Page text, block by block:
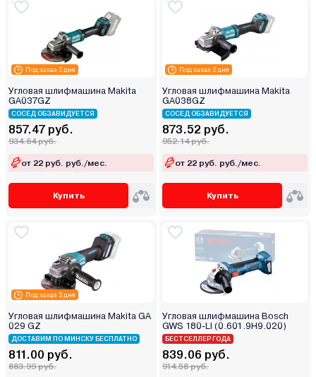
Под заказ 3 дня
Угловая шлифмашина Makita
GA037GZ
СОСЕД ОБЗАВИДУЕТСЯ
857.47 руб.
934.64 руб.
от 22 руб. руб./мес.
Купить
Под заказ 3 дня
Угловая шлифмашина Makita
GA038GZ
СОСЕД ОБЗАВИДУЕТСЯ
873.52 руб.
952.14 руб.
от 22 руб. руб./мес.
Купить
Под заказ 3 дня
Угловая шлифмашина Makita GA
029 GZ
ДОСТАВИМ ПО МИНСКУ БЕСПЛАТНО
811.00 руб.
883.99 руб.
Угловая шлифмашина Bosch
GWS 180-LI (0.601.9H9.020)
БЕСТСЕЛЛЕР ГОДА
839.06 руб.
914.58 руб.